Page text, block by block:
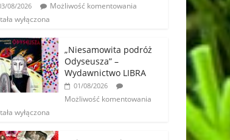
08/2026
Możliwość komentowania
wyłączona
„Niesamowita podróż
Odyseusza” –
Wydawnictwo LIBRA
01/08/2026
Możliwość komentowania
wyłączona